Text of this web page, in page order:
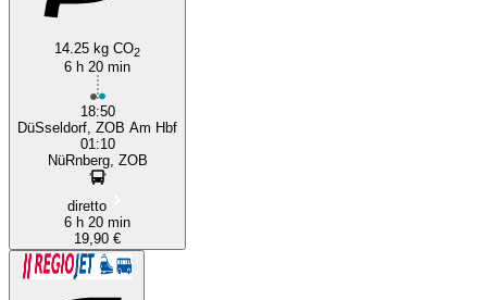
14.25 kg CO2
6 h 20 min
18:50
DüSseldorf, ZOB Am Hbf
01:10
NüRnberg, ZOB
diretto
6 h 20 min
19,90 €